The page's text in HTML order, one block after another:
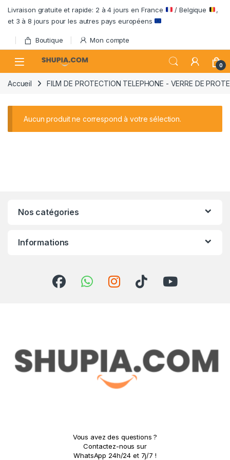
Livraison gratuite et rapide: 2 à 4 jours en France / Belgique
,
et 3 à 8 jours pour les autres pays européens
Boutique Mon compte
Open 0
Accueil FILM DE PROTECTION TELEPHONE - VERRE DE
Aucun produit ne correspond à votre sélection.
Nos catégories
Informations
Vous avez des questions ?
Contactez-nous sur
WhatsApp 24h/24 et 7j/7 !